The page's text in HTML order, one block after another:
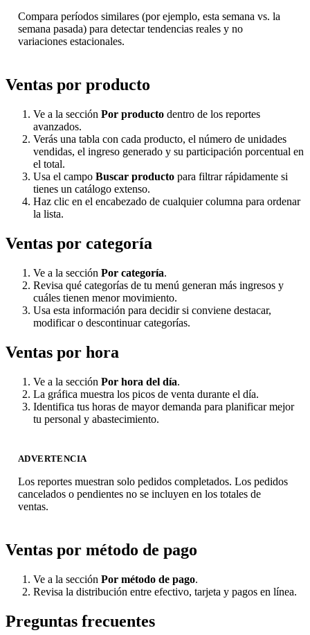
Compara períodos similares (por ejemplo, esta semana vs. la
semana pasada) para detectar tendencias reales y no
variaciones estacionales.
Ventas por producto
Ve a la sección Por producto dentro de los reportes
avanzados.
Verás una tabla con cada producto, el número de unidades
vendidas, el ingreso generado y su participación porcentual en
el total.
Usa el campo Buscar producto para filtrar rápidamente si
tienes un catálogo extenso.
Haz clic en el encabezado de cualquier columna para ordenar
la lista.
Ventas por categoría
Ve a la sección Por categoría.
Revisa qué categorías de tu menú generan más ingresos y
cuáles tienen menor movimiento.
Usa esta información para decidir si conviene destacar,
modificar o descontinuar categorías.
Ventas por hora
Ve a la sección Por hora del día.
La gráfica muestra los picos de venta durante el día.
Identifica tus horas de mayor demanda para planificar mejor
tu personal y abastecimiento.
ADVERTENCIA
Los reportes muestran solo pedidos completados. Los pedidos
cancelados o pendientes no se incluyen en los totales de
ventas.
Ventas por método de pago
Ve a la sección Por método de pago.
Revisa la distribución entre efectivo, tarjeta y pagos en línea.
Preguntas frecuentes